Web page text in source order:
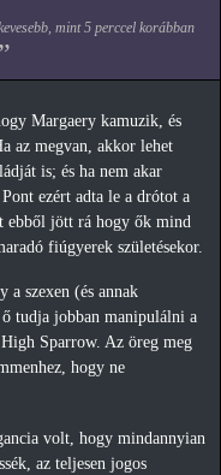
mint 5 perccel korábban
Margaery kamuzik, és
az megvan, akkor lehet
is; és ha nem akar
ezért adta le a drótot a
ebből jött rá hogy ők mind
fiúgyerek születésekor.
a szexen (és annak
tudja jobban manipulálni a
Sparrow. Az öreg meg
hogy ne
volt, hogy mindannyian
az teljesen jogos